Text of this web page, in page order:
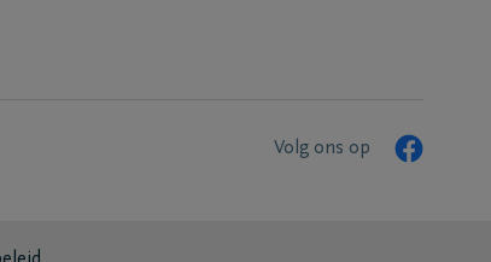
Volg ons op